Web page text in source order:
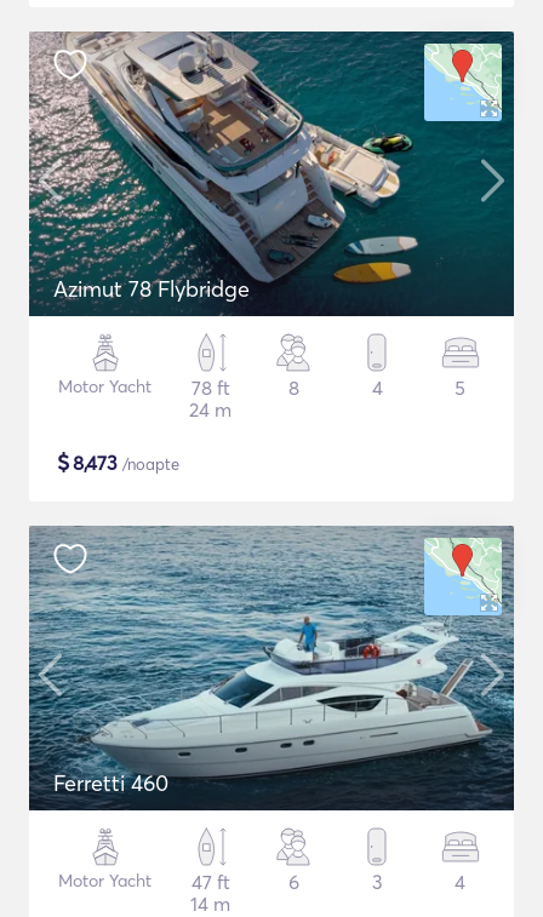
Azimut 78 Flybridge
Motor Yacht
78 ft
24 m
8 4 5
$8,473 /noapte
Ferretti 460
Motor Yacht
47 ft
14 m
6 3 4